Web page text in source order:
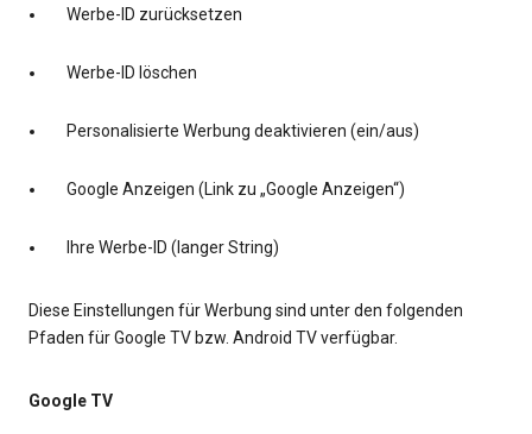
Werbe-ID zurücksetzen
Werbe-ID löschen
Personalisierte Werbung deaktivieren (ein/aus)
Google Anzeigen (Link zu „Google Anzeigen“)
Ihre Werbe-ID (langer String)
Diese Einstellungen für Werbung sind unter den folgenden
Pfaden für Google TV bzw. Android TV verfügbar.
Google TV